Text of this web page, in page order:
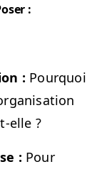
:
: Pourquoi
elle ?
: Pour